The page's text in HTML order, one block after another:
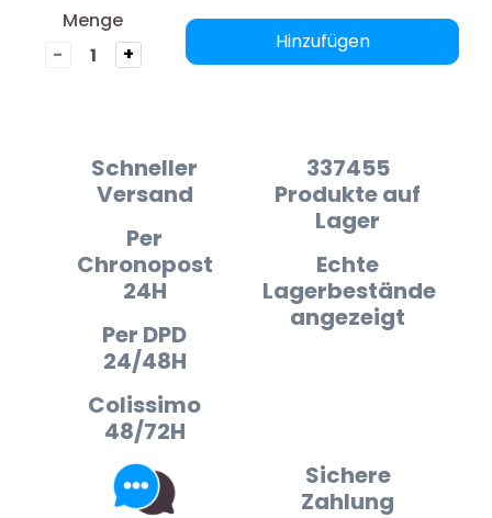
Menge
-
+
Hinzufügen
Schneller
Versand
Per
Chronopost
24H
Per DPD
24/48H
Colissimo
48/72H
337455
Produkte auf
Lager
Echte
Lagerbestände
angezeigt
Sichere
Zahlung